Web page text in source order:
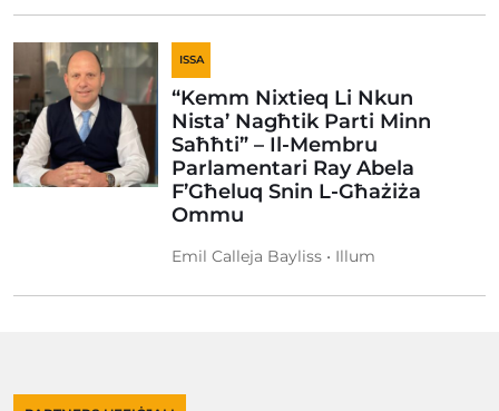
ISSA
“Kemm Nixtieq Li Nkun
Nista’ Nagħtik Parti Minn
Saħħti” – Il-Membru
Parlamentari Ray Abela
F’Għeluq Snin L-Għażiża
Ommu
Emil Calleja Bayliss • Illum